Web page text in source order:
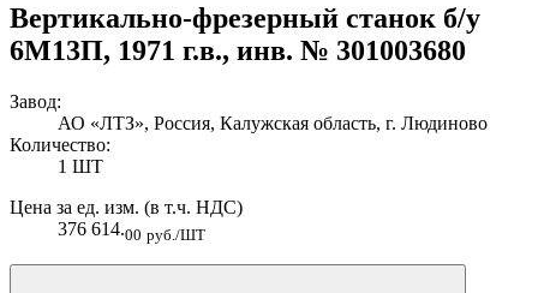
Вертикально-фрезерный станок б/у
6М13П, 1971 г.в., инв. № 301003680
Завод:
АО «ЛТЗ», Россия, Калужская область, г. Людиново
Количество:
1 ШТ
Цена за ед. изм. (в т.ч. НДС)
376 614.00 руб./ШТ